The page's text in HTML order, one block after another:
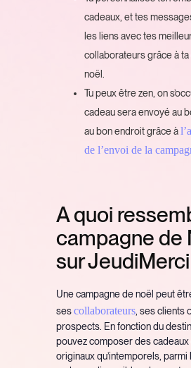
cadeaux, et tes
les liens avec tes
collaborateurs grâce à
noël.
Tu peux être zen, on
cadeau sera envoyé au
au bon endroit grâce à
de l’envoi de la
A quoi
campagne de
sur
Une campagne de noël peut
sescollaborateurs , ses clients
prospects. En fonction du
pouvez composer des cadeaux
originaux qu’intemporels,